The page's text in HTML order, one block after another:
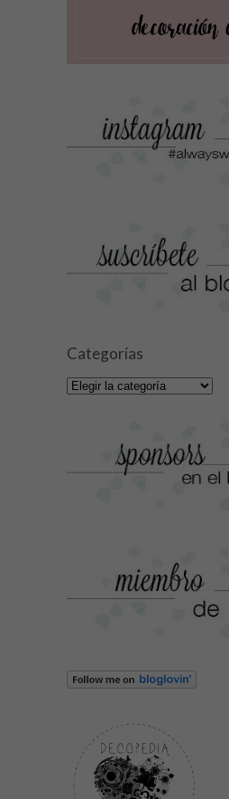
Categorías
Categorías